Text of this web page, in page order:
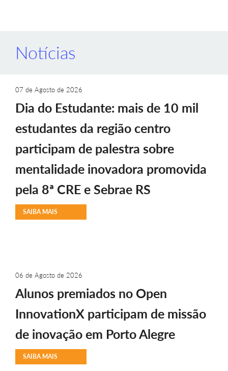
Notícias
07 de Agosto de 2026
Dia do Estudante: mais de 10 mil
estudantes da região centro
participam de palestra sobre
mentalidade inovadora promovida
pela 8ª CRE e Sebrae RS
SAIBA MAIS
06 de Agosto de 2026
Alunos premiados no Open
InnovationX participam de missão
de inovação em Porto Alegre
SAIBA MAIS